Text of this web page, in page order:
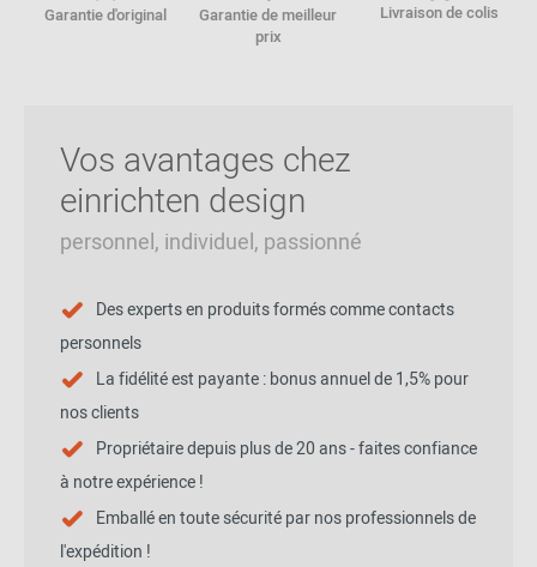
Garantie d'original
Garantie de meilleur
prix
Livraison de colis
Vos avantages chez
einrichten design
personnel, individuel, passionné
Des experts en produits formés comme contacts
personnels
La fidélité est payante : bonus annuel de 1,5% pour
nos clients
Propriétaire depuis plus de 20 ans - faites confiance
à notre expérience !
Emballé en toute sécurité par nos professionnels de
l'expédition !